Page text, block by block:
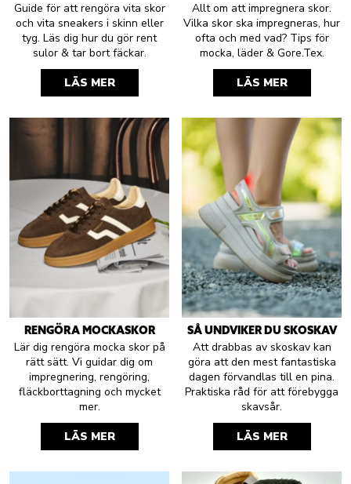
Guide för att rengöra vita skor
och vita sneakers i skinn eller
tyg. Läs dig hur du gör rent
sulor & tar bort fäckar.
LÄS MER
Allt om att impregnera skor.
Vilka skor ska impregneras, hur
ofta och med vad? Tips för
mocka, läder & Gore.Tex.
LÄS MER
RENGÖRA MOCKASKOR
Lär dig rengöra mocka skor på
rätt sätt. Vi guidar dig om
impregnering, rengöring,
fläckborttagning och mycket
mer.
LÄS MER
SÅ UNDVIKER DU SKOSKAV
Att drabbas av skoskav kan
göra att den mest fantastiska
dagen förvandlas till en pina.
Praktiska råd för att förebygga
skavsår.
LÄS MER